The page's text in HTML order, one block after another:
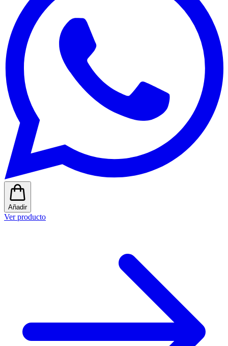
Añadir
Ver producto